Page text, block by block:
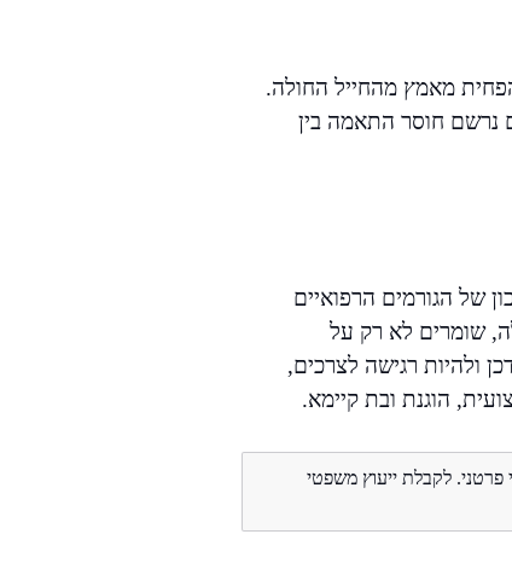
מאמץ מהחייל החולה.
נרשם חוסר התאמה בין
של הגורמים הרפואיים
שומרים לא רק על
ולהיות רגישה לצרכים,
הוגנת ובת קיימא.
פרטני. לקבלת ייעוץ משפטי